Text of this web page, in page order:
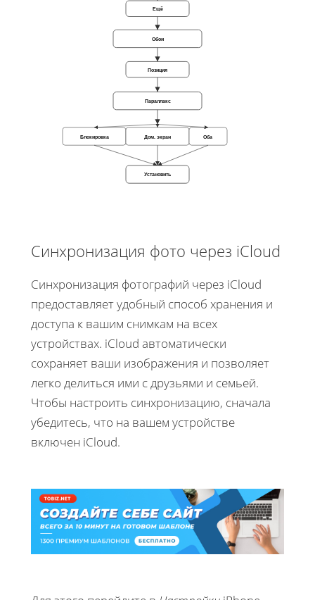
Ещё
Обои
Позиция
Параллакс
Блокировка Дом. экран Оба
Установить
Синхронизация фото через iCloud
Синхронизация фотографий через iCloud
предоставляет удобный способ хранения и
доступа к вашим снимкам на всех
устройствах. iCloud автоматически
сохраняет ваши изображения и позволяет
легко делиться ими с друзьями и семьей.
Чтобы настроить синхронизацию, сначала
убедитесь, что на вашем устройстве
включен iCloud.